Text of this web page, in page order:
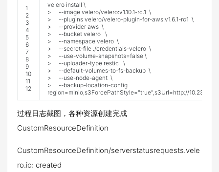
1
2
3
4
5
6
7
8
9
10
11
12
velero install \
>
--image velero/velero:v1 10.1-rc 1 \
>
--plugins velero/velero-plugin-for-aws:v1 6.1-rc1 \
>
--provider aws \
>
--bucket velero \
>
--namespace velero \
>
--secret-file /credentials-velero \
>
--use-volume-snapshots=false \
>
--uploader-type restic
\
>
--default-volumes-to-fs-backup \
>
--use-node-agent \
>
--backup-location-config
region=minio,s3ForcePathStyle="true",s3Url=http://
过程日志截图，各种资源创建完成
CustomResourceDefinition
CustomResourceDefinition/serverstatusrequests.vele
ro.io: created